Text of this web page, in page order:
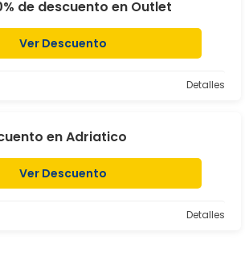
de descuento en Outlet
Ver Descuento
Detalles
en Adriatico
Ver Descuento
Detalles